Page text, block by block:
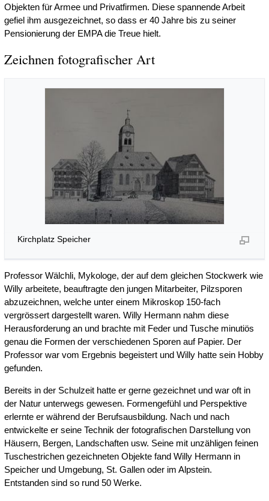
Objekten für Armee und Privatfirmen. Diese spannende Arbeit
gefiel ihm ausgezeichnet, so dass er 40 Jahre bis zu seiner
Pensionierung der EMPA die Treue hielt.
Zeichnen fotografischer Art
Kirchplatz Speicher
Professor Wälchli, Mykologe, der auf dem gleichen Stockwerk wie
Willy arbeitete, beauftragte den jungen Mitarbeiter, Pilzsporen
abzuzeichnen, welche unter einem Mikroskop 150-fach
vergrössert dargestellt waren. Willy Hermann nahm diese
Herausforderung an und brachte mit Feder und Tusche minutiös
genau die Formen der verschiedenen Sporen auf Papier. Der
Professor war vom Ergebnis begeistert und Willy hatte sein Hobby
gefunden.
Bereits in der Schulzeit hatte er gerne gezeichnet und war oft in
der Natur unterwegs gewesen. Formengefühl und Perspektive
erlernte er während der Berufsausbildung. Nach und nach
entwickelte er seine Technik der fotografischen Darstellung von
Häusern, Bergen, Landschaften usw. Seine mit unzähligen feinen
Tuschestrichen gezeichneten Objekte fand Willy Hermann in
Speicher und Umgebung, St. Gallen oder im Alpstein.
Entstanden sind so rund 50 Werke.